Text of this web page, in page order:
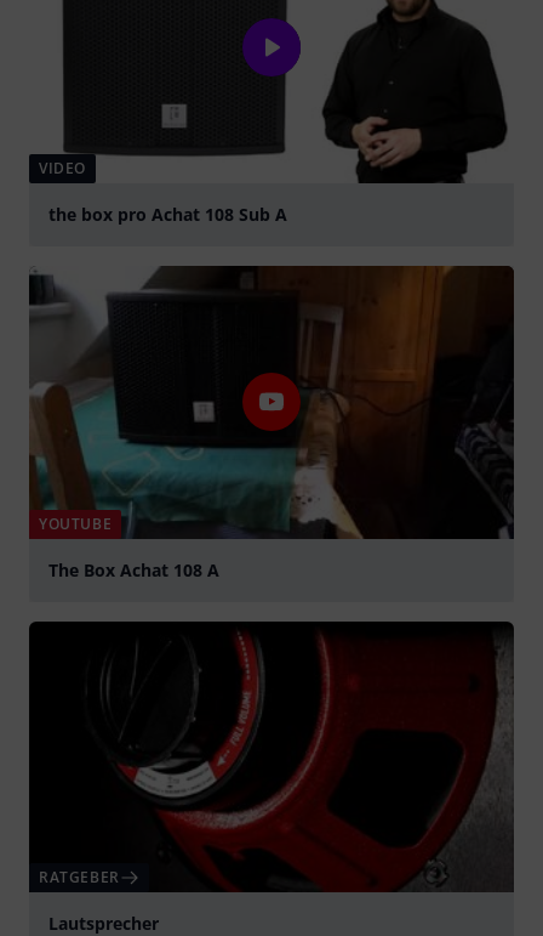
VIDEO
the box pro Achat 108 Sub A
YOUTUBE
The Box Achat 108 A
RATGEBER
Lautsprecher